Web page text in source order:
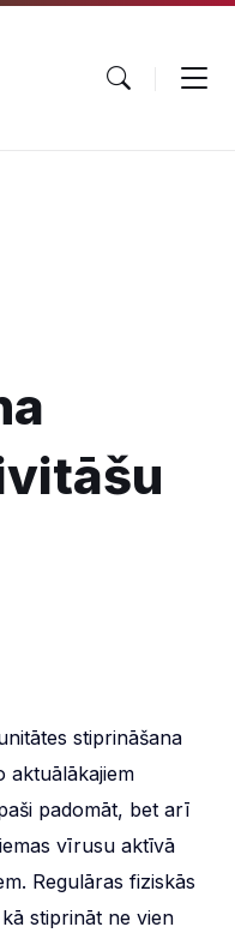
stiprināšana
aktuālākajiem
padomāt, bet arī
vīrusu aktīvā
Regulāras fiziskās
stiprināt ne vien